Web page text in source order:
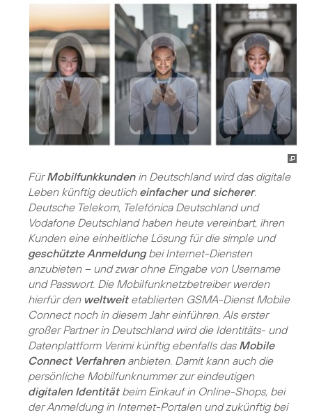
FürMobilfunkkundenin Deutschland wird das digitale
Leben künftig deutlich einfacher und sicherer.
Deutsche Telekom, Telefónica Deutschland und
Vodafone Deutschland haben heute vereinbart, ihren
Kunden eine einheitliche Lösung für die simple und
geschützte Anmeldungbei Internet-Diensten
anzubieten – und zwar ohne Eingabe von Username
und Passwort. Die Mobilfunknetzbetreiber werden
hierfür den weltweitetablierten GSMA-Dienst Mobile
Connect noch in diesem Jahr einführen. Als erster
großer Partner in Deutschland wird die Identitäts- und
Datenplattform Verimi künftig ebenfalls das Mobile
Connect Verfahrenanbieten. Damit kann auch die
persönliche Mobilfunknummer zur eindeutigen
digitalen Identitätbeim Einkauf in Online-Shops, bei
der Anmeldung in Internet-Portalen und zukünftig bei